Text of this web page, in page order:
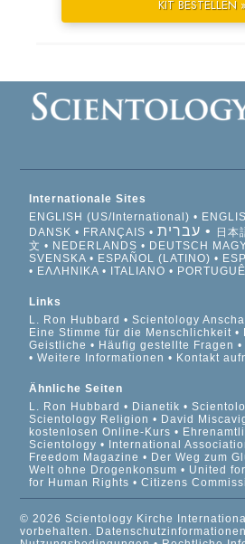
KIT BESTELLEN
Internationale Sites
ENGLISH (US/International)
DANSK
FRANÇAIS עברית 日本
文
NEDERLANDS DEUTSCH
SVENSKA
ESPAÑOL (LATINO)
ΕΛΛΗΝΙΚA
ITALIANO
Links
L. Ron Hubbard
Scientology
Eine Stimme für die Menschlichkeit
Geistliche
Häufig gestellte Fragen
Weitere Informationen
Kontakt
Ähnliche Seiten
L. Ron Hubbard
Dianetik
Scientology Religion
David
kostenlosen Online-Kurs
Scientology
International
Freedom Magazine
Der Weg zum
Welt ohne Drogenkonsum
United
for Human Rights
Citizens
© 2026 Scientology Kirche
vorbehalten. Datenschutzinformationen